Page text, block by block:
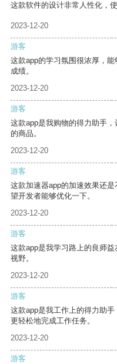
这款软件的设计非常人性化，
2023-12-20
游客
这款app的学习氛围很浓厚，
成绩。
2023-12-20
游客
这款app是我购物的得力助手
的商品。
2023-12-20
游客
这款加速器app的加速效果还
望开发者能够优化一下。
2023-12-20
游客
这款app是我学习路上的良师
视野。
2023-12-20
游客
这款app是我工作上的得力助
更轻松地完成工作任务。
2023-12-20
游客